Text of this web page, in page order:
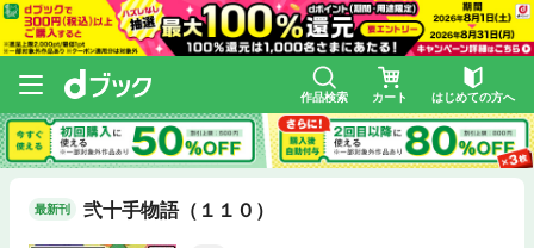
作品検索 カート はじめての方へ
最新刊 弐十手物語（１１０）